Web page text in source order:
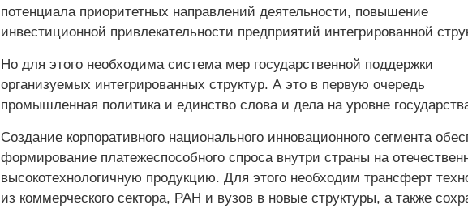
потенциала приоритетных направлений деятельности, повышение
инвестиционной привлекательности предприятий интегрированной
Но для этого необходима система мер государственной поддержки
организуемых интегрированных структур. А это в первую очередь
промышленная политика и единство слова и дела на уровне
Создание корпоративного национального инновационного сегмента
формирование платежеспособного спроса внутри страны на
высокотехнологичную продукцию. Для этого необходим трансферт
из коммерческого сектора, РАН и вузов в новые структуры, а также